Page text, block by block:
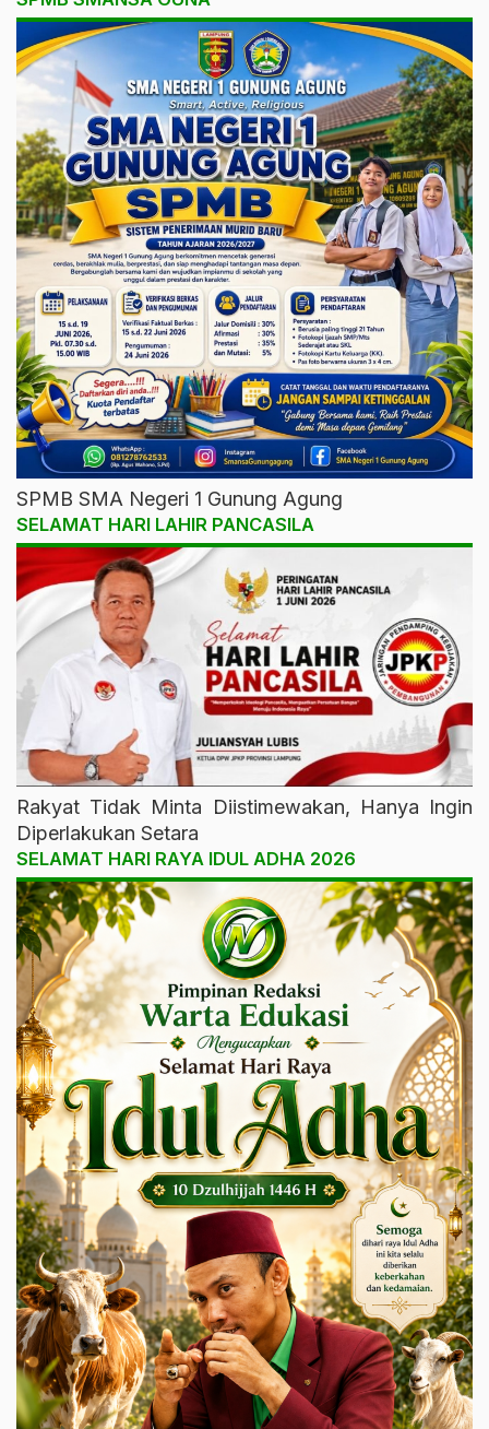
SPMB SMA Negeri 1 Gunung Agung
SELAMAT HARI LAHIR PANCASILA
Rakyat Tidak Minta Diistimewakan, Hanya Ingin
Diperlakukan Setara
SELAMAT HARI RAYA IDUL ADHA 2026